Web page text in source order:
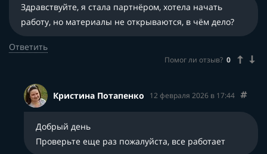
Здравствуйте, я стала партнёром, хотела начать
работу, но материалы не открываются, в чём дело?
Ответить
Помог ли отзыв? 0
Кристина Потапенко 12 февраля 2026 в 17:44
Добрый день
Проверьте еще раз пожалуйста, все работает